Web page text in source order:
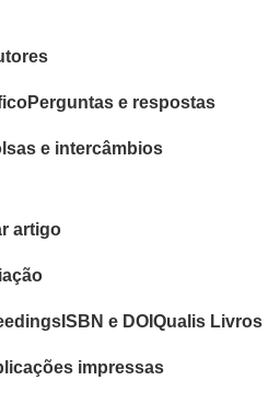
Perguntas e respostas
e intercâmbios
artigo
ISBN e DOI Qualis Livros
impressas